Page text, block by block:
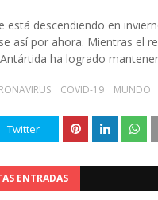
está descendiendo en
así por ahora. Mientras el
ha logrado
COVID-19 MUNDO
Twitter
ENTRADAS